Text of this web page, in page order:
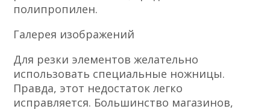
полипропилен.
Галерея изображений
Для резки элементов желательно
использовать специальные ножницы.
Правда, этот недостаток легко
исправляется. Большинство магазинов,